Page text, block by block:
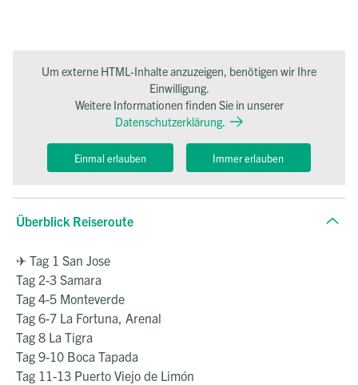
Um externe HTML-Inhalte anzuzeigen, benötigen wir Ihre
Einwilligung.
Weitere Informationen finden Sie in unserer
Datenschutzerklärung.
Einmal erlauben Immer erlauben
Überblick Reiseroute
✈ Tag 1 San Jose
Tag 2-3 Samara
Tag 4-5 Monteverde
Tag 6-7 La Fortuna, Arenal
Tag 8 La Tigra
Tag 9-10 Boca Tapada
Tag 11-13 Puerto Viejo de Limón